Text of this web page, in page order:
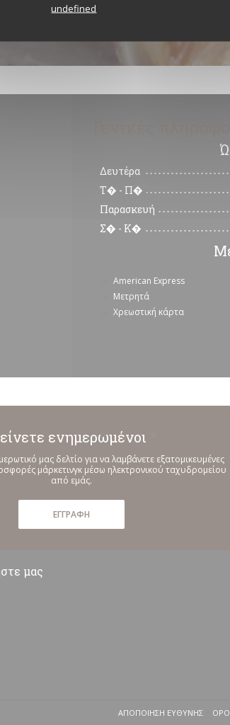
undefined
Δευτέρα
Τ� - Π�
Παρασκευή
Σ� - Κ�
American Express
Μετρητά
Χρεωστική κάρτα
ενημερωμένοι
μας δελτίο για να λαμβάνετε εξατομικευμένες
μάρκετινγκ μέσω ηλεκτρονικού ταχυδρομείου
από εμάς.
ΕΓΓΡΑΦΉ
μας
σε νέο παράθυρο))
((ανοίγει σε νέο παράθυρο))
ΣΕ ΝΈΟ ΠΑΡΆΘΥΡΟ)) ΑΠΟΠΟΊΗΣΗ ΕΥΘΎΝΗΣ
((ΑΝΟΊΓΕΙ ΣΕ